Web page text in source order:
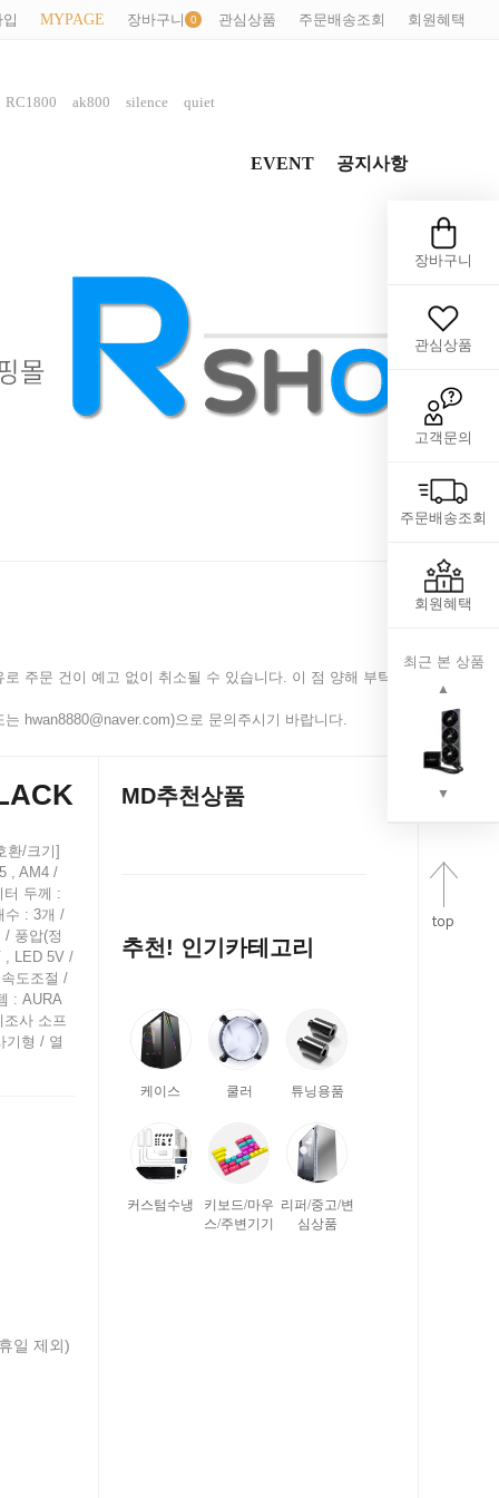
MYPAGE 장바구니 관심상품 주문배송조회 회원혜택
RC1800 ak800 silence quiet
EVENT 공지사항
주문 건이 예고 없이 취소될 수 있습니다. 이 점 양해 부탁
hwan8880@naver.com)으로 문의주시기 바랍니다.
환/크기]
, AM4 /
터 두께 :
수 : 3개 /
풍압(정
, LED 5V /
도조절 /
: AURA
사 소프
기형 / 열
일 제외)
MD추천상품
추천! 인기카테고리
케이스 쿨러 튜닝용품
커스텀수냉
키보드/마우
스/주변기기
리퍼/중고/변
심상품
장바구니
관심상품
고객문의
주문배송조회
회원혜택
최근 본 상품
▲
▼